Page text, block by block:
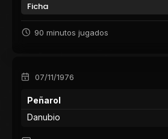
Ficha
90 minutos jugados
07/11/1976
Peñarol
Danubio